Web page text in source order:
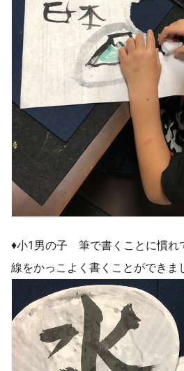
♦︎小1男の子 筆で書くことに慣れ
線をかっこよく書くことができま